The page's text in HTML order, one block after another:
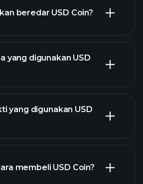
beredar USD Coin?
yang digunakan USD
yang digunakan USD
membeli USD Coin?